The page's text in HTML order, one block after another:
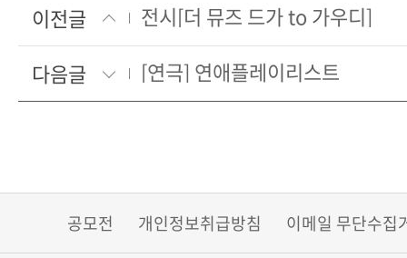
이전글
전시[더 뮤즈 드가 to 가우디]
다음글
[연극] 연애플레이리스트
공모전 개인정보취급방침 이메일 무단수집